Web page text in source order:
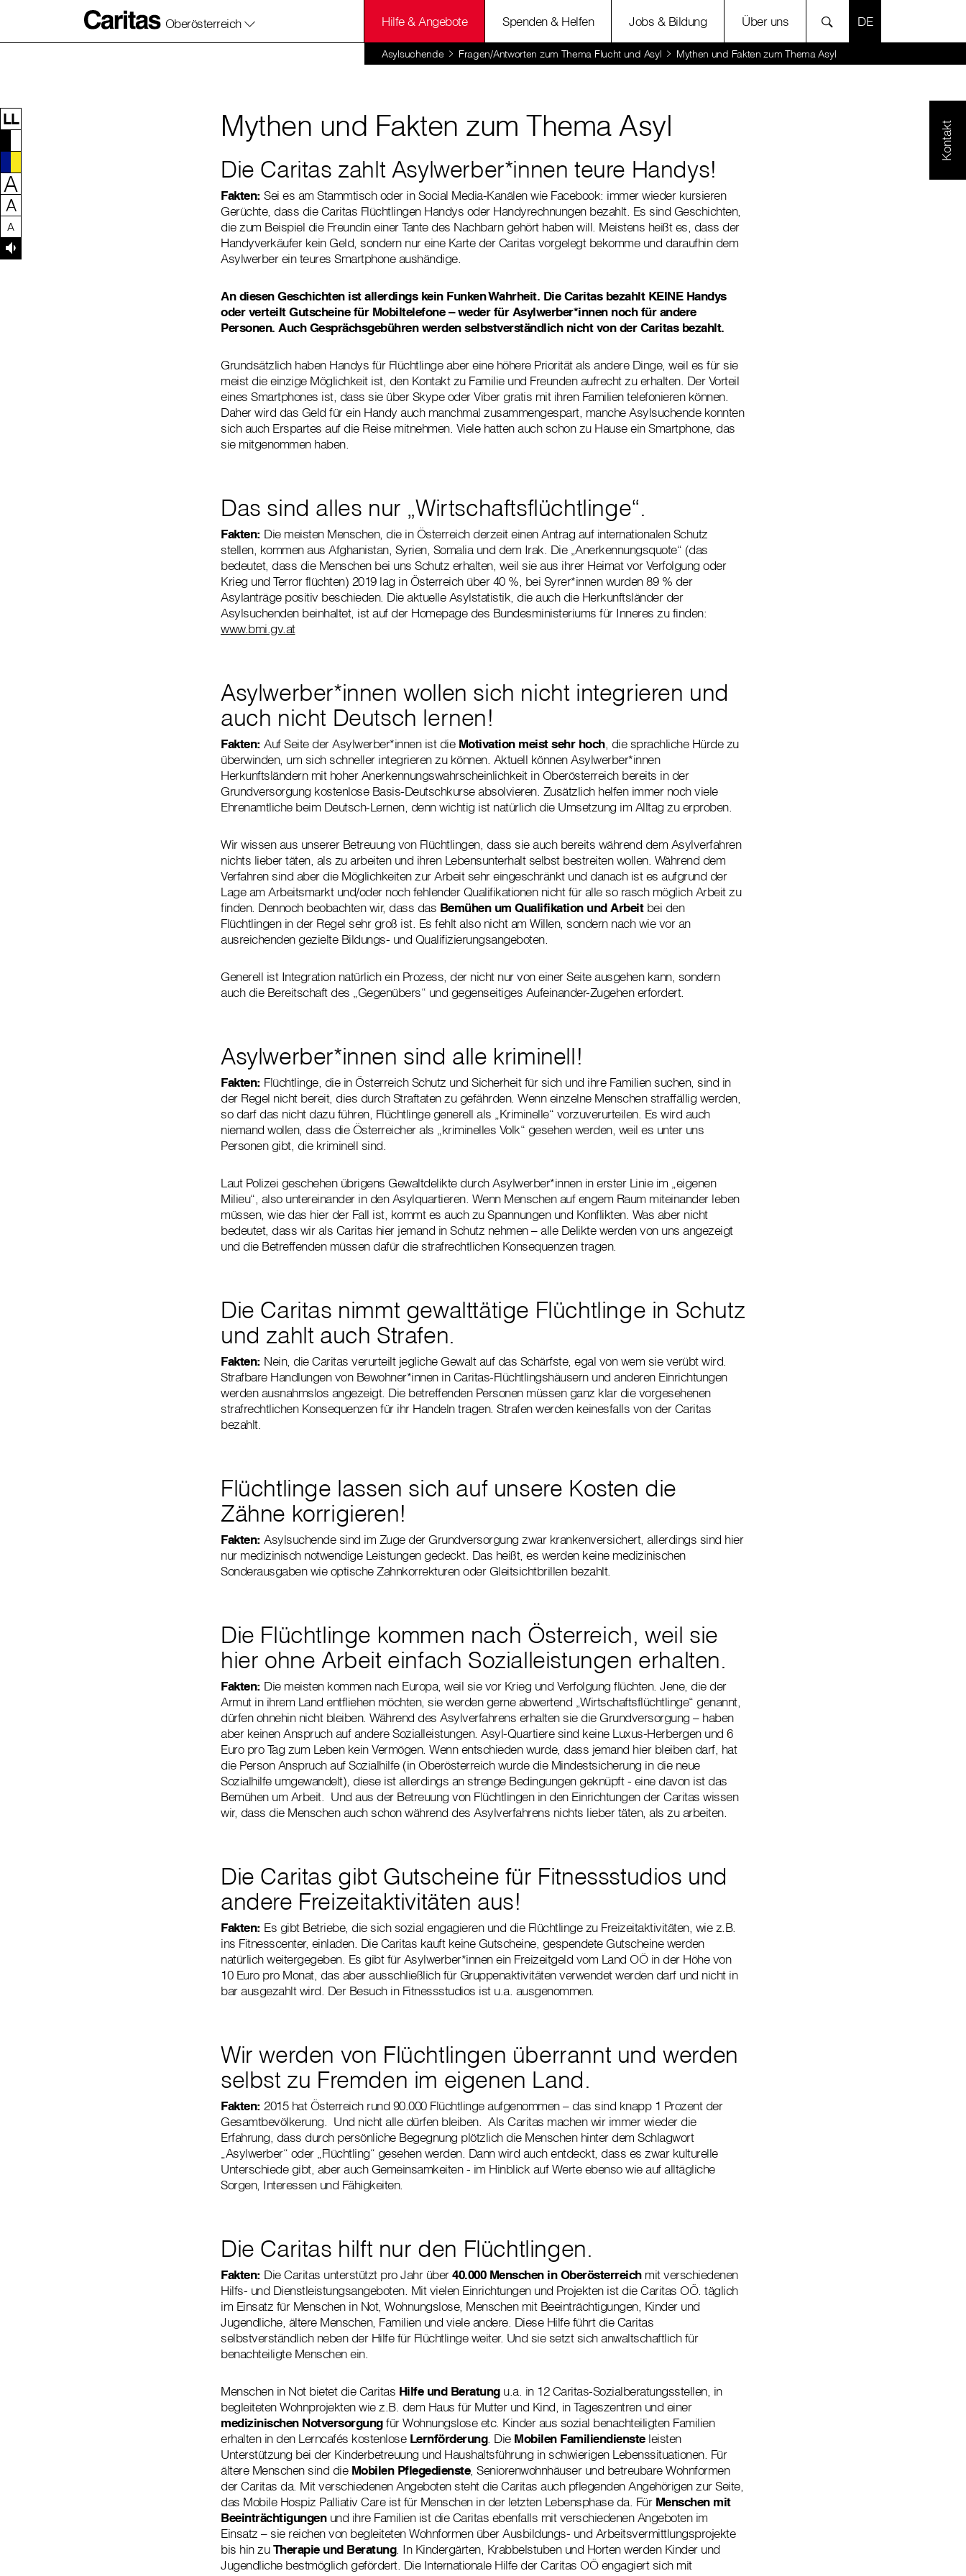
Zum Inhalt dieser Seite
Zur Navigation
Zum Footer dieser Seite
Oberösterreich Hilfe & Angebote Spenden & Helfen Jobs & Bildung Über uns SPRACHE
Asylsuchende Fragen/Antworten zum Thema Flucht und Asyl Mythen und Fakten zum Thema Asyl
Kontakt
LL
A
A
A
Mythen und Fakten zum Thema Asyl
Die Caritas zahlt Asylwerber*innen teure Handys!
Fakten: Sei es am Stammtisch oder in Social Media-Kanälen wie Facebook: immer wieder kursieren
Gerüchte, dass die Caritas Flüchtlingen Handys oder Handyrechnungen bezahlt. Es sind Geschichten,
die zum Beispiel die Freundin einer Tante des Nachbarn gehört haben will. Meistens heißt es, dass der
Handyverkäufer kein Geld, sondern nur eine Karte der Caritas vorgelegt bekomme und daraufhin dem
Asylwerber ein teures Smartphone aushändige.
An diesen Geschichten ist allerdings kein Funken Wahrheit. Die Caritas bezahlt KEINE Handys
oder verteilt Gutscheine für Mobiltelefone – weder für Asylwerber*innen noch für andere
Personen. Auch Gesprächsgebühren werden selbstverständlich nicht von der Caritas bezahlt.
Grundsätzlich haben Handys für Flüchtlinge aber eine höhere Priorität als andere Dinge, weil es für sie
meist die einzige Möglichkeit ist, den Kontakt zu Familie und Freunden aufrecht zu erhalten. Der Vorteil
eines Smartphones ist, dass sie über Skype oder Viber gratis mit ihren Familien telefonieren können.
Daher wird das Geld für ein Handy auch manchmal zusammengespart, manche Asylsuchende konnten
sich auch Erspartes auf die Reise mitnehmen. Viele hatten auch schon zu Hause ein Smartphone, das
sie mitgenommen haben.
Das sind alles nur „Wirtschaftsflüchtlinge“.
Fakten: Die meisten Menschen, die in Österreich derzeit einen Antrag auf internationalen Schutz
stellen, kommen aus Afghanistan, Syrien, Somalia und dem Irak. Die „Anerkennungsquote“ (das
bedeutet, dass die Menschen bei uns Schutz erhalten, weil sie aus ihrer Heimat vor Verfolgung oder
Krieg und Terror flüchten) 2019 lag in Österreich über 40 %, bei Syrer*innen wurden 89 % der
Asylanträge positiv beschieden. Die aktuelle Asylstatistik, die auch die Herkunftsländer der
Asylsuchenden beinhaltet, ist auf der Homepage des Bundesministeriums für Inneres zu finden:
www.bmi.gv.at
Asylwerber*innen wollen sich nicht integrieren und
auch nicht Deutsch lernen!
Fakten: Auf Seite der Asylwerber*innen ist die Motivation meist sehr hoch, die sprachliche Hürde zu
überwinden, um sich schneller integrieren zu können. Aktuell können Asylwerber*innen
Herkunftsländern mit hoher Anerkennungswahrscheinlichkeit in Oberösterreich bereits in der
Grundversorgung kostenlose Basis-Deutschkurse absolvieren. Zusätzlich helfen immer noch viele
Ehrenamtliche beim Deutsch-Lernen, denn wichtig ist natürlich die Umsetzung im Alltag zu erproben.
Wir wissen aus unserer Betreuung von Flüchtlingen, dass sie auch bereits während dem Asylverfahren
nichts lieber täten, als zu arbeiten und ihren Lebensunterhalt selbst bestreiten wollen. Während dem
Verfahren sind aber die Möglichkeiten zur Arbeit sehr eingeschränkt und danach ist es aufgrund der
Lage am Arbeitsmarkt und/oder noch fehlender Qualifikationen nicht für alle so rasch möglich Arbeit zu
finden. Dennoch beobachten wir, dass das Bemühen um Qualifikation und Arbeitbei den
Flüchtlingen in der Regel sehr groß ist. Es fehlt also nicht am Willen, sondern nach wie vor an
ausreichenden gezielte Bildungs- und Qualifizierungsangeboten.
Generell ist Integration natürlich ein Prozess, der nicht nur von einer Seite ausgehen kann, sondern
auch die Bereitschaft des „Gegenübers“ und gegenseitiges Aufeinander-Zugehen erfordert.
Asylwerber*innen sind alle kriminell!
Fakten: Flüchtlinge, die in Österreich Schutz und Sicherheit für sich und ihre Familien suchen, sind in
der Regel nicht bereit, dies durch Straftaten zu gefährden. Wenn einzelne Menschen straffällig werden,
so darf das nicht dazu führen, Flüchtlinge generell als „Kriminelle“ vorzuverurteilen. Es wird auch
niemand wollen, dass die Österreicher als „kriminelles Volk“ gesehen werden, weil es unter uns
Personen gibt, die kriminell sind.
Laut Polizei geschehen übrigens Gewaltdelikte durch Asylwerber*innen in erster Linie im „eigenen
Milieu“, also untereinander in den Asylquartieren. Wenn Menschen auf engem Raum miteinander leben
müssen, wie das hier der Fall ist, kommt es auch zu Spannungen und Konflikten. Was aber nicht
bedeutet, dass wir als Caritas hier jemand in Schutz nehmen – alle Delikte werden von uns angezeigt
und die Betreffenden müssen dafür die strafrechtlichen Konsequenzen tragen.
Die Caritas nimmt gewalttätige Flüchtlinge in Schutz
und zahlt auch Strafen.
Fakten: Nein, die Caritas verurteilt jegliche Gewalt auf das Schärfste, egal von wem sie verübt wird.
Strafbare Handlungen von Bewohner*innen in Caritas-Flüchtlingshäusern und anderen Einrichtungen
werden ausnahmslos angezeigt. Die betreffenden Personen müssen ganz klar die vorgesehenen
strafrechtlichen Konsequenzen für ihr Handeln tragen. Strafen werden keinesfalls von der Caritas
bezahlt.
Flüchtlinge lassen sich auf unsere Kosten die
Zähne korrigieren!
Fakten: Asylsuchende sind im Zuge der Grundversorgung zwar krankenversichert, allerdings sind hier
nur medizinisch notwendige Leistungen gedeckt. Das heißt, es werden keine medizinischen
Sonderausgaben wie optische Zahnkorrekturen oder Gleitsichtbrillen bezahlt.
Die Flüchtlinge kommen nach Österreich, weil sie
hier ohne Arbeit einfach Sozialleistungen erhalten.
Fakten: Die meisten kommen nach Europa, weil sie vor Krieg und Verfolgung flüchten. Jene, die der
Armut in ihrem Land entfliehen möchten, sie werden gerne abwertend „Wirtschaftsflüchtlinge“ genannt,
dürfen ohnehin nicht bleiben. Während des Asylverfahrens erhalten sie die Grundversorgung – haben
aber keinen Anspruch auf andere Sozialleistungen. Asyl-Quartiere sind keine Luxus-Herbergen und 6
Euro pro Tag zum Leben kein Vermögen. Wenn entschieden wurde, dass jemand hier bleiben darf, hat
die Person Anspruch auf Sozialhilfe (in Oberösterreich wurde die Mindestsicherung in die neue
Sozialhilfe umgewandelt), diese ist allerdings an strenge Bedingungen geknüpft - eine davon ist das
Bemühen um Arbeit. Und aus der Betreuung von Flüchtlingen in den Einrichtungen der Caritas wissen
wir, dass die Menschen auch schon während des Asylverfahrens nichts lieber täten, als zu arbeiten.
Die Caritas gibt Gutscheine für Fitnessstudios und
andere Freizeitaktivitäten aus!
Fakten: Es gibt Betriebe, die sich sozial engagieren und die Flüchtlinge zu Freizeitaktivitäten, wie z.B.
ins Fitnesscenter, einladen. Die Caritas kauft keine Gutscheine, gespendete Gutscheine werden
natürlich weitergegeben. Es gibt für Asylwerber*innen ein Freizeitgeld vom Land OÖ in der Höhe von
10 Euro pro Monat, das aber ausschließlich für Gruppenaktivitäten verwendet werden darf und nicht in
bar ausgezahlt wird. Der Besuch in Fitnessstudios ist u.a. ausgenommen.
Wir werden von Flüchtlingen überrannt und werden
selbst zu Fremden im eigenen Land.
Fakten: 2015 hat Österreich rund 90.000 Flüchtlinge aufgenommen – das sind knapp 1 Prozent der
Gesamtbevölkerung. Und nicht alle dürfen bleiben. Als Caritas machen wir immer wieder die
Erfahrung, dass durch persönliche Begegnung plötzlich die Menschen hinter dem Schlagwort
„Asylwerber“ oder „Flüchtling“ gesehen werden. Dann wird auch entdeckt, dass es zwar kulturelle
Unterschiede gibt, aber auch Gemeinsamkeiten - im Hinblick auf Werte ebenso wie auf alltägliche
Sorgen, Interessen und Fähigkeiten.
Die Caritas hilft nur den Flüchtlingen.
Fakten: Die Caritas unterstützt pro Jahr über40.000 Menschen in Oberösterreichmit verschiedenen
Hilfs- und Dienstleistungsangeboten. Mit vielen Einrichtungen und Projekten ist die Caritas OÖ. täglich
im Einsatz für Menschen in Not, Wohnungslose, Menschen mit Beeinträchtigungen, Kinder und
Jugendliche, ältere Menschen, Familien und viele andere. Diese Hilfe führt die Caritas
selbstverständlich neben der Hilfe für Flüchtlinge weiter. Und sie setzt sich anwaltschaftlich für
benachteiligte Menschen ein.
Menschen in Not bietet die Caritas Hilfe und Beratungu.a. in 12 Caritas-Sozialberatungsstellen, in
begleiteten Wohnprojekten wie z.B. dem Haus für Mutter und Kind, in Tageszentren und einer
medizinischen Notversorgungfür Wohnungslose etc. Kinder aus sozial benachteiligten Familien
erhalten in den Lerncafés kostenlose Lernförderung. Die Mobilen Familiendiensteleisten
Unterstützung bei der Kinderbetreuung und Haushaltsführung in schwierigen Lebenssituationen. Für
ältere Menschen sind dieMobilen Pflegedienste, Seniorenwohnhäuser und betreubare Wohnformen
der Caritas da. Mit verschiedenen Angeboten steht die Caritas auch pflegenden Angehörigen zur Seite,
das Mobile Hospiz Palliativ Care ist für Menschen in der letzten Lebensphase da. Für Menschen mit
Beeinträchtigungenund ihre Familien ist die Caritas ebenfalls mit verschiedenen Angeboten im
Einsatz – sie reichen von begleiteten Wohnformen über Ausbildungs- und Arbeitsvermittlungsprojekte
bis hin zuTherapie und Beratung. In Kindergärten, Krabbelstuben und Horten werden Kinder und
Jugendliche bestmöglich gefördert. Die Internationale Hilfe der Caritas OÖ engagiert sich mit